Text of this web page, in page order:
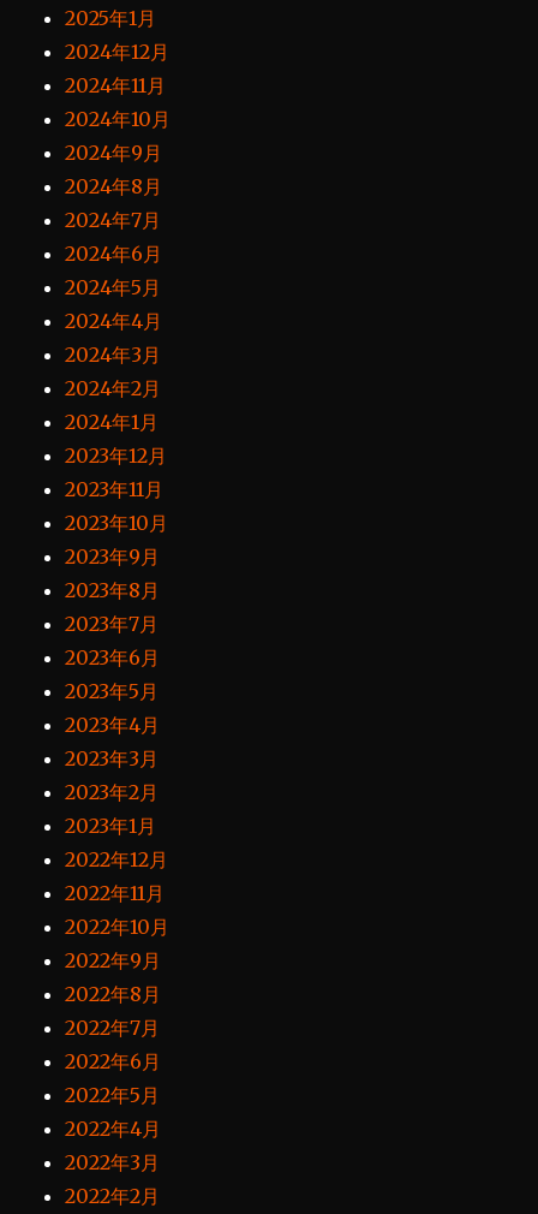
2025年1月
2024年12月
2024年11月
2024年10月
2024年9月
2024年8月
2024年7月
2024年6月
2024年5月
2024年4月
2024年3月
2024年2月
2024年1月
2023年12月
2023年11月
2023年10月
2023年9月
2023年8月
2023年7月
2023年6月
2023年5月
2023年4月
2023年3月
2023年2月
2023年1月
2022年12月
2022年11月
2022年10月
2022年9月
2022年8月
2022年7月
2022年6月
2022年5月
2022年4月
2022年3月
2022年2月